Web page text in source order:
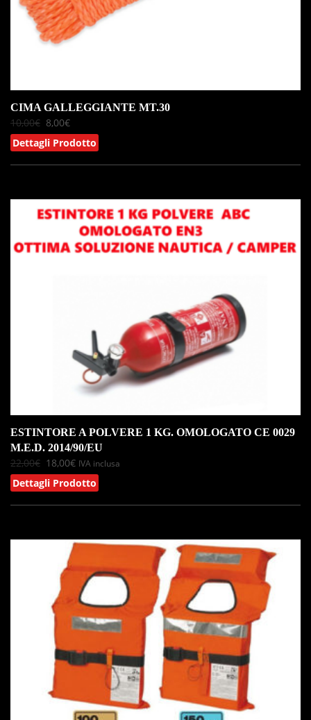
CIMA GALLEGGIANTE MT.30
10,00€ 8,00€
Dettagli Prodotto
IN OFFERTA!
ESTINTORE A POLVERE 1 KG. OMOLOGATO CE 0029
M.E.D. 2014/90/EU
22,00€ 18,00€ IVA inclusa
Dettagli Prodotto